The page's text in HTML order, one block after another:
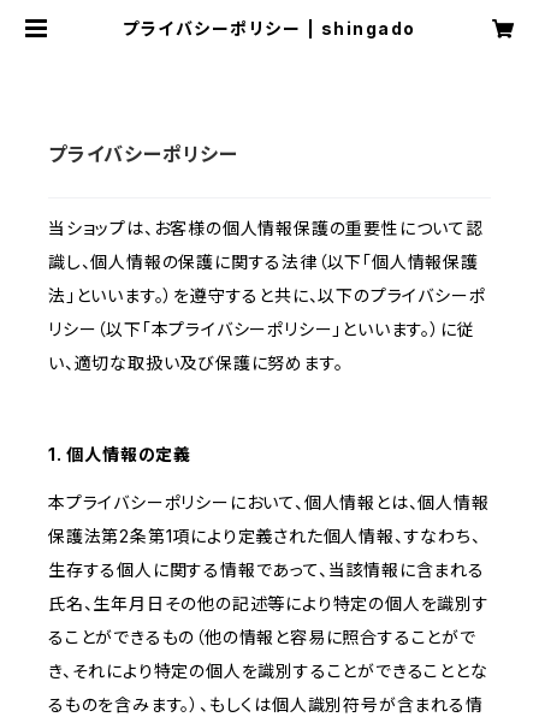
プライバシーポリシー | shingado
プライバシーポリシー
当ショップは、お客様の個人情報保護の重要性について認
識し、個人情報の保護に関する法律（以下「個人情報保護
法」といいます。）を遵守すると共に、以下のプライバシーポ
リシー（以下「本プライバシーポリシー」といいます。）に従
い、適切な取扱い及び保護に努めます。
1. 個人情報の定義
本プライバシーポリシーにおいて、個人情報とは、個人情報
保護法第2条第1項により定義された個人情報、すなわち、
生存する個人に関する情報であって、当該情報に含まれる
氏名、生年月日その他の記述等により特定の個人を識別す
ることができるもの（他の情報と容易に照合することがで
き、それにより特定の個人を識別することができることとな
るものを含みます。）、もしくは個人識別符号が含まれる情